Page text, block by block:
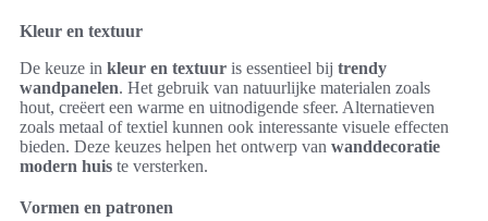
Kleur en textuur
De keuze in kleur en textuur is essentieel bij trendy
wandpanelen. Het gebruik van natuurlijke materialen zoals
hout, creëert een warme en uitnodigende sfeer. Alternatieven
zoals metaal of textiel kunnen ook interessante visuele effecten
bieden. Deze keuzes helpen het ontwerp van wanddecoratie
modern huis te versterken.
Vormen en patronen